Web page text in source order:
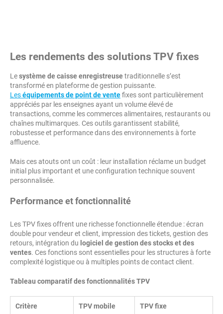
Les rendements des solutions TPV fixes
Lesystème de caisse enregistreusetraditionnelle s’est
transformé en plateforme de gestion puissante.
Leséquipements de point de ventefixes sont particulièrement
appréciés par les enseignes ayant un volume élevé de
transactions, comme les commerces alimentaires, restaurants ou
chaînes multimarques. Ces outils garantissent stabilité,
robustesse et performance dans des environnements à forte
affluence.
Mais ces atouts ont un coût : leur installation réclame un budget
initial plus important et une configuration technique souvent
personnalisée.
Performance et fonctionnalité
Les TPV fixes offrent une richesse fonctionnelle étendue : écran
double pour vendeur et client, impression des tickets, gestion des
retours, intégration du logiciel de gestion des stocks et des
ventes. Ces fonctions sont essentielles pour les structures à forte
complexité logistique ou à multiples points de contact client.
Tableau comparatif des fonctionnalités TPV
Critère TPV mobile TPV fixe